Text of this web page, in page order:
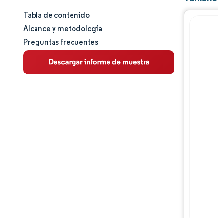
Tamaño y cuota de mercado
Análisis de mercado
Tendencias e ideas
Tabla de contenido
Alcance y metodología
Preguntas frecuentes